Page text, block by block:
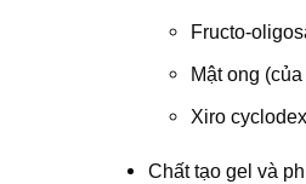
Fructo-
Mật ong
Xiro
Chất tạo gel và